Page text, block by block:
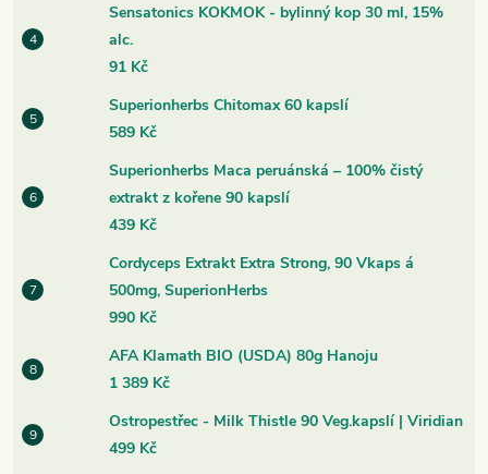
Sensatonics KOKMOK - bylinný kop 30 ml, 15%
alc.
91 Kč
Superionherbs Chitomax 60 kapslí
589 Kč
Superionherbs Maca peruánská – 100% čistý
extrakt z kořene 90 kapslí
439 Kč
Cordyceps Extrakt Extra Strong, 90 Vkaps á
500mg, SuperionHerbs
990 Kč
AFA Klamath BIO (USDA) 80g Hanoju
1 389 Kč
Ostropestřec - Milk Thistle 90 Veg.kapslí | Viridian
499 Kč